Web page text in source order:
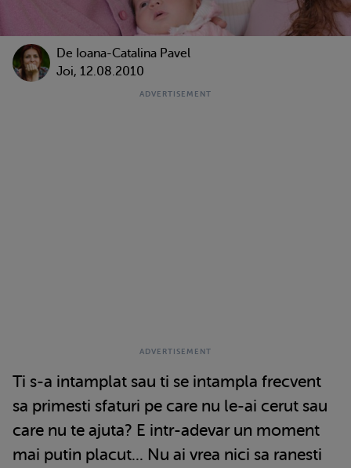
De Ioana-Catalina Pavel
Joi, 12.08.2010
Ti s-a intamplat sau ti se intampla frecvent
sa primesti sfaturi pe care nu le-ai cerut sau
care nu te ajuta? E intr-adevar un moment
mai putin placut... Nu ai vrea nici sa ranesti